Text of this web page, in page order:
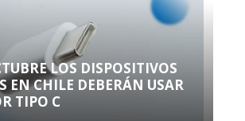
LOS DISPOSITIVOS
EN CHILE DEBERÁN USAR
TIPO C